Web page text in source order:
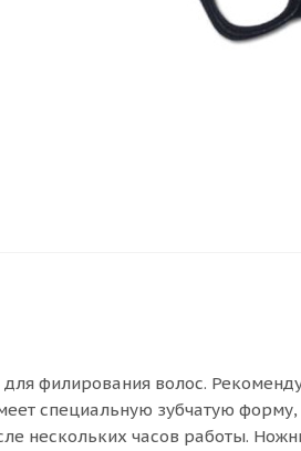
филирования волос.
специальную зубчатую
нескольких часов работы.